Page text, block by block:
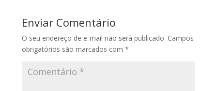
Enviar Comentário
O seu endereço de e-mail não será publicado. Campos
obrigatórios são marcados com *